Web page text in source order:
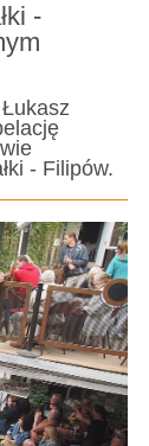
-
- Filipów.